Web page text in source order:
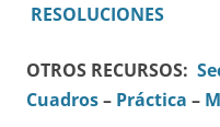
RESOLUCIONES
OTROS RECURSOS:
Cuadros– Práctica –